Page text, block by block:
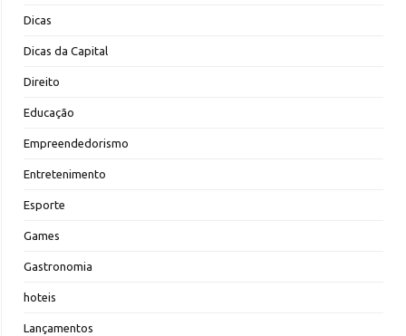
Dicas
Dicas da Capital
Direito
Educação
Empreendedorismo
Entretenimento
Esporte
Games
Gastronomia
hoteis
Lançamentos